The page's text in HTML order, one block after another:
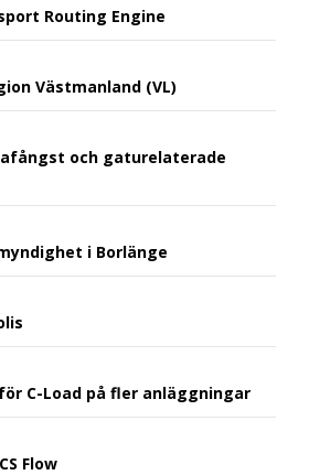
Routing Engine
Västmanland (VL)
och gaturelaterade
i Borlänge
C-Load på fler anläggningar
Flow